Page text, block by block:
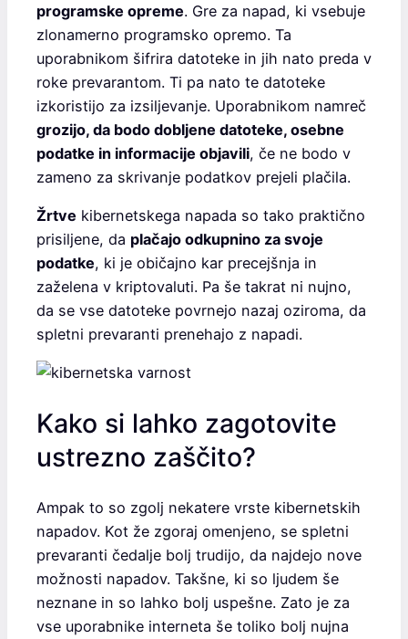
programske opreme. Gre za napad, ki vsebuje
zlonamerno programsko opremo. Ta
uporabnikom šifrira datoteke in jih nato preda v
roke prevarantom. Ti pa nato te datoteke
izkoristijo za izsiljevanje. Uporabnikom namreč
grozijo, da bodo dobljene datoteke, osebne
podatke in informacije objavili, če ne bodo v
zameno za skrivanje podatkov prejeli plačila.
Žrtve kibernetskega napada so tako praktično
prisiljene, da plačajo odkupnino za svoje
podatke, ki je običajno kar precejšnja in
zaželena v kriptovaluti. Pa še takrat ni nujno,
da se vse datoteke povrnejo nazaj oziroma, da
spletni prevaranti prenehajo z napadi.
Kako si lahko zagotovite
ustrezno zaščito?
Ampak to so zgolj nekatere vrste kibernetskih
napadov. Kot že zgoraj omenjeno, se spletni
prevaranti čedalje bolj trudijo, da najdejo nove
možnosti napadov. Takšne, ki so ljudem še
neznane in so lahko bolj uspešne. Zato je za
vse uporabnike interneta še toliko bolj nujna